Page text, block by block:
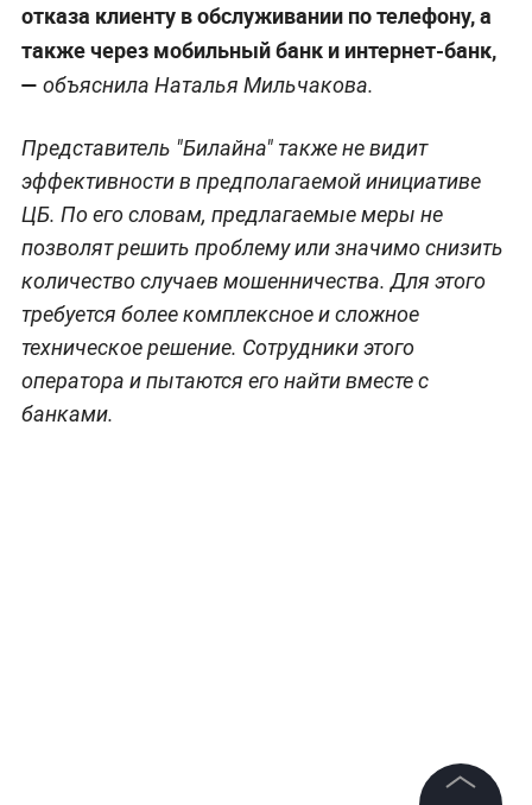
отказа клиенту в обслуживании по телефону, а
также через мобильный банк и интернет-банк,
— объяснила Наталья Мильчакова.
Представитель "Билайна" также не видит
эффективности в предполагаемой инициативе
ЦБ. По его словам, предлагаемые меры не
позволят решить проблему или значимо снизить
количество случаев мошенничества. Для этого
требуется более комплексное и сложное
техническое решение. Сотрудники этого
оператора и пытаются его найти вместе с
банками.